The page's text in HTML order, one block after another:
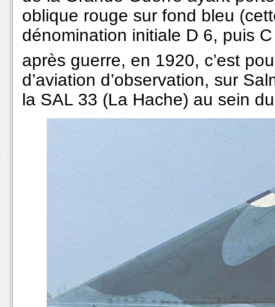
oblique rouge sur fond bleu
dénomination initiale D 6, puis
après guerre, en 1920, c’est
d’aviation d’observation, sur
la SAL 33 (La Hache) au sein